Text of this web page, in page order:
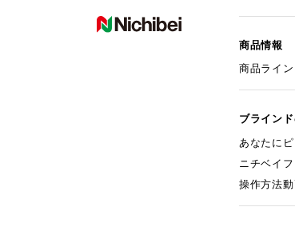
商品情報
商品ライ
ブライン
あなたに
ニチベイ
操作方法